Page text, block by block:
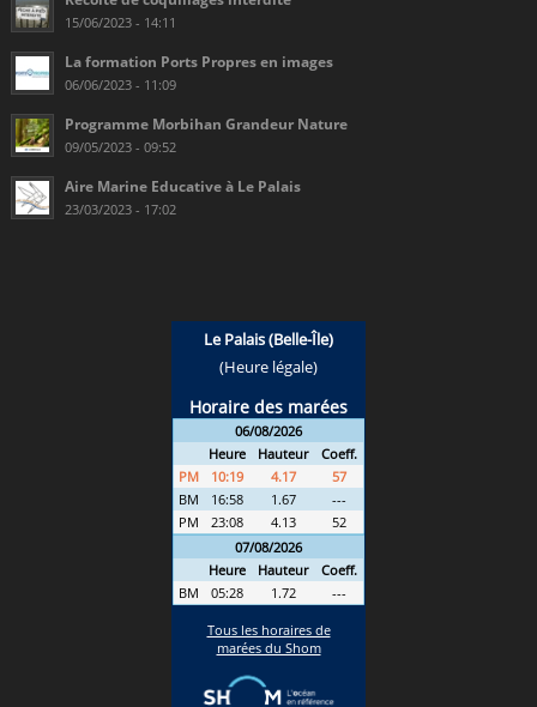
15/06/2023 - 14:11
La formation Ports Propres en images
06/06/2023 - 11:09
Programme Morbihan Grandeur Nature
09/05/2023 - 09:52
Aire Marine Educative à Le Palais
23/03/2023 - 17:02